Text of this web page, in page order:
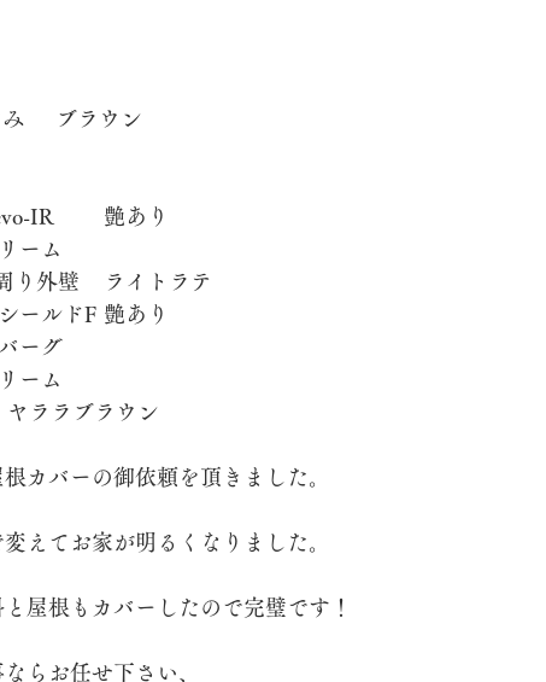
り替え工事
板金工事
	横暖ルーフαS	ちぢみ	ブラウン
	ASTEC	フッ素Revo-IR	艶あり
リーム
		ベランダ・窓周り外壁	ライトラテ
	ASTEC	マックスシールドF	艶あり
ンバーグ
リーム
		破風板・雨樋	ヤララブラウン
カバーの御依頼を頂きました。
えてお家が明るくなりました。
屋根もカバーしたので完璧です！
らお任せ下さい、